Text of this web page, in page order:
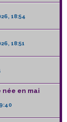
18:54
18:51
en mai